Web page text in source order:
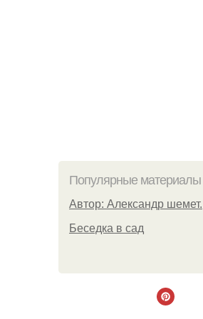
Популярные материалы
Автор: Александр шемет.
Беседка в сад